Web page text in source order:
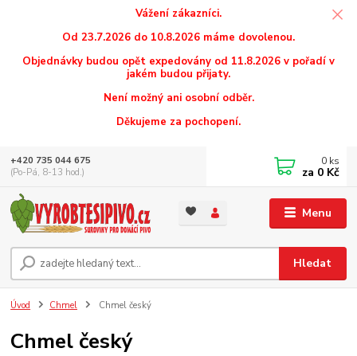
Vážení zákazníci.
Od 23.7.2026 do 10.8.2026 máme dovolenou.
Objednávky budou opět expedovány od 11.8.2026 v pořadí v
jakém budou přijaty.
Není možný ani osobní odběr.
Děkujeme za pochopení.
Menu
Hledat
+420 735 044 675
(Po-Pá, 8-13 hod.)
0 ks
za 0 Kč
Úvod Chmel Chmel český
Chmel český